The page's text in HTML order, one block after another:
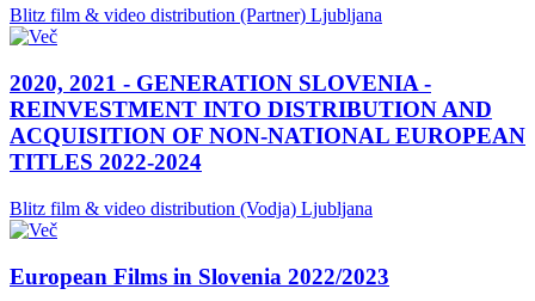
Blitz film & video distribution (Partner) Ljubljana
2020, 2021 - GENERATION SLOVENIA -
REINVESTMENT INTO DISTRIBUTION AND
ACQUISITION OF NON-NATIONAL EUROPEAN
TITLES 2022-2024
Blitz film & video distribution (Vodja) Ljubljana
European Films in Slovenia 2022/2023